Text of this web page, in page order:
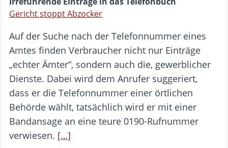
Gericht stoppt Abzocker
Auf der Suche nach der Telefonnummer eines
Amtes finden Verbraucher nicht nur Einträge
„echter Ämter“, sondern auch die, gewerblicher
Dienste. Dabei wird dem Anrufer suggeriert,
dass er die Telefonnummer einer örtlichen
Behörde wählt, tatsächlich wird er mit einer
Bandansage an eine teure 0190-Rufnummer
verwiesen. […]